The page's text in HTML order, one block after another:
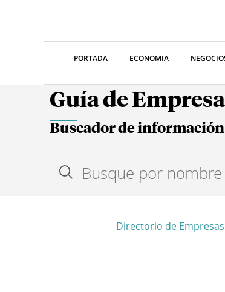
PORTADA ECONOMIA
Guía de
Buscador de información
Directorio de Empresas